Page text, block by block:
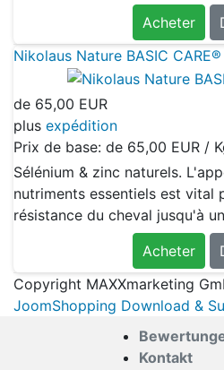
Acheter
Nikolaus Nature BASIC
de 65,00 EUR
plus expédition
Prix de base: de 65,00 EUR /
Sélénium & zinc naturels.
nutriments essentiels est vital
résistance du cheval jusqu'à
Acheter
Copyright MAXXmarketing
JoomShopping Download &
Kontakt